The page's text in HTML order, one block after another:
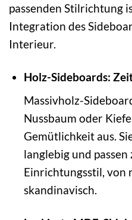
passenden Stilrichtung
Integration des
Interieur.
Holz-Sideboards:
Massivholz-
Nussbaum oder
Gemütlichkeit aus.
langlebig und
Einrichtungsstil, von
skandinavisch.